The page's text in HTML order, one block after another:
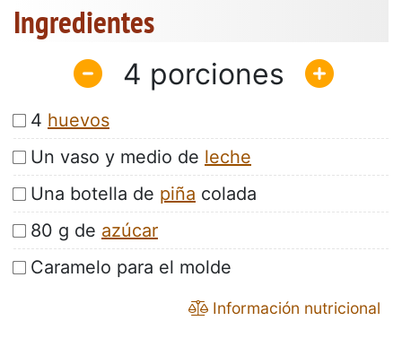
Ingredientes
4
4 huevos
Un vaso y medio de leche
Una botella de piña colada
80 g de azúcar
Caramelo para el molde
Información nutricional